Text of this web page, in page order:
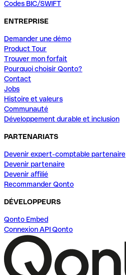
Codes BIC/SWIFT
ENTREPRISE
Demander une démo
Product Tour
Trouver mon forfait
Pourquoi choisir Qonto?
Contact
Jobs
Histoire et valeurs
Communauté
Développement durable et inclusion
PARTENARIATS
Devenir expert-comptable partenaire
Devenir partenaire
Devenir affilié
Recommander Qonto
DÉVELOPPEURS
Qonto Embed
Connexion API Qonto